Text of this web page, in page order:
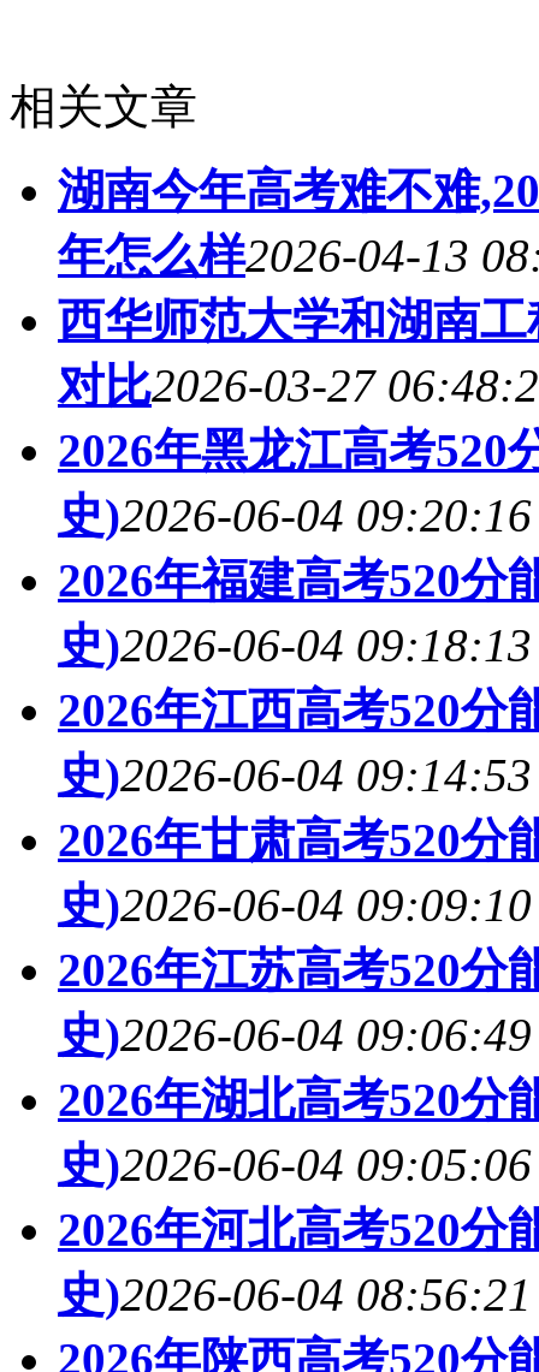
相关文章
湖南今年高考难不难
年怎么样2026-04-13
西华师范大学和湖南
对比2026-03-27
2026年黑龙江高考520
史)2026-06-04 09:20:16
2026年福建高考520分
史)2026-06-04 09:18:13
2026年江西高考520分
史)2026-06-04 09:14:53
2026年甘肃高考520分
史)2026-06-04 09:09:10
2026年江苏高考520分
史)2026-06-04 09:06:49
2026年湖北高考520分
史)2026-06-04 09:05:06
2026年河北高考520分
史)2026-06-04 08:56:21
2026年陕西高考520分